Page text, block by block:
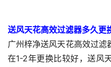
送风天花高效过滤器多久更
广州梓净送风天花高效过
在1-2年更换比较好，送风